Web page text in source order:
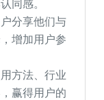
同感。
分享他们与
增加用户参
方法、行业
赢得用户的